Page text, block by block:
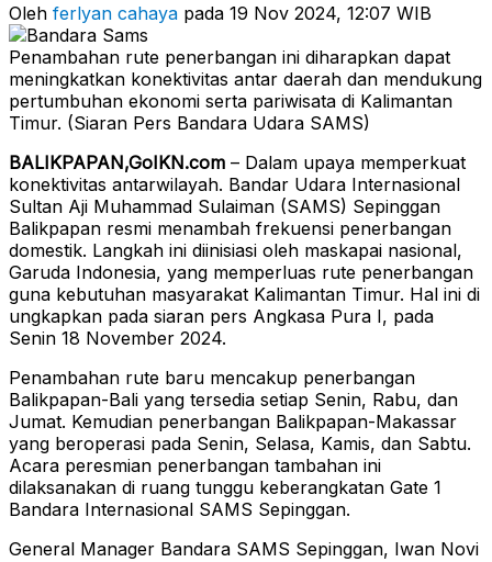
Oleh ferlyan cahaya pada 19 Nov 2024, 12:07 WIB
Penambahan rute penerbangan ini diharapkan dapat
meningkatkan konektivitas antar daerah dan mendukung
pertumbuhan ekonomi serta pariwisata di Kalimantan
Timur. (Siaran Pers Bandara Udara SAMS)
BALIKPAPAN,GoIKN.com – Dalam upaya memperkuat
konektivitas antarwilayah. Bandar Udara Internasional
Sultan Aji Muhammad Sulaiman (SAMS) Sepinggan
Balikpapan resmi menambah frekuensi penerbangan
domestik. Langkah ini diinisiasi oleh maskapai nasional,
Garuda Indonesia, yang memperluas rute penerbangan
guna kebutuhan masyarakat Kalimantan Timur. Hal ini di
ungkapkan pada siaran pers Angkasa Pura I, pada
Senin 18 November 2024.
Penambahan rute baru mencakup penerbangan
Balikpapan-Bali yang tersedia setiap Senin, Rabu, dan
Jumat. Kemudian penerbangan Balikpapan-Makassar
yang beroperasi pada Senin, Selasa, Kamis, dan Sabtu.
Acara peresmian penerbangan tambahan ini
dilaksanakan di ruang tunggu keberangkatan Gate 1
Bandara Internasional SAMS Sepinggan.
General Manager Bandara SAMS Sepinggan, Iwan Novi